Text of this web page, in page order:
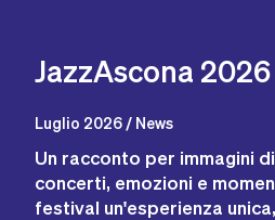
JazzAscona
Luglio 2026 / News
Un racconto per immagini
concerti, emozioni e
festival un'esperienza